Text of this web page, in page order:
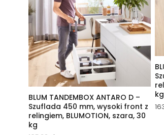
BLUM TANDEMBOX ANTARO D –
Szuflada 450 mm, wysoki front z
relingiem, BLUMOTION, szara, 30
kg
kg